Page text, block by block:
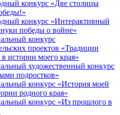
конкурс «Две столицы
конкурс «Интерактивный
победы о войне»
конкурс
проектов «Традиции
истории моего края»
художественный конкурс
подростков»
конкурс «История моей
родного края»
конкурс «Из прошлого в